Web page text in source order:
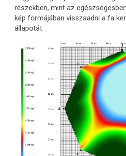
részekben, mint az
kép formájában visszaadni a fa
állapotát.